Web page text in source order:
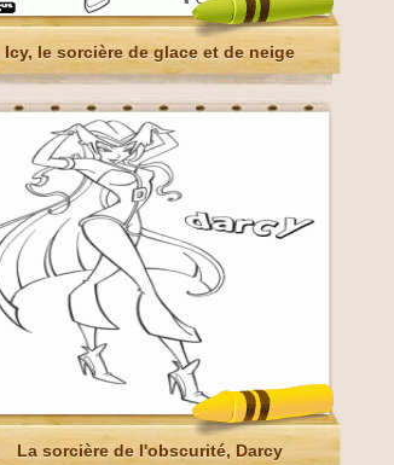
Icy, le sorcière de glace et de neige
La sorcière de l'obscurité, Darcy